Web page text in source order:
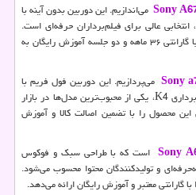
Sony می‌اندازیم. این دوربین بدون آینه با
عالی برای فیلم‌برداران حرفه‌ای است.
فروشگاه دوربین اطمینان این مدل را با گارانتی ۳۶ ماهه و دو جلسه آموزش رایگان به
Sony می‌پردازیم. این دوربین فول فریم با
K، یکی از محبوب‌ترین مدل‌ها در بازار
این محصول را با تضمین اصالت کالا و آموزش
Sony است که با طراحی سبک و فوکوس
و تولیدکنندگان محتوا محسوب می‌شود.
گارانتی معتبر و آموزش رایگان ارائه می‌دهد.